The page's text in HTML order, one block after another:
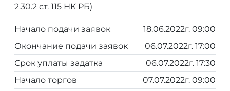
2.30.2 ст. 115 НК РБ)
Начало подачи заявок
18.06.2022г. 09:00
Окончание подачи заявок
06.07.2022г. 17:00
Срок уплаты задатка
06.07.2022г. 17:30
Начало торгов
07.07.2022г. 09:00